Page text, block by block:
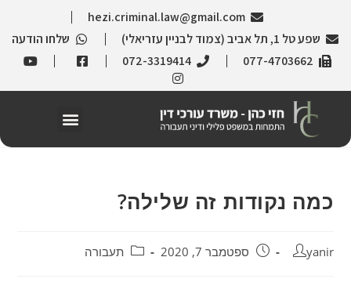
hezi.criminal.law@gmail.com
שפע טל 1, תל אביב (צמוד לבניין עזריאלי)
שלחו הודעה
077-4703662
072-3319414
כמה נקודות זה שלילה?
yanir ספטמבר 7, 2020 תעבורה